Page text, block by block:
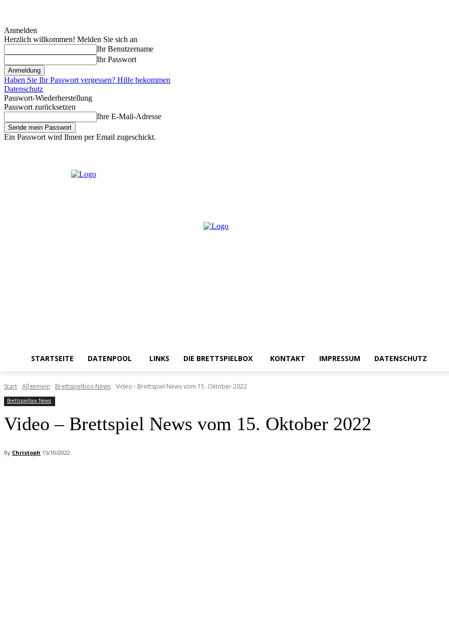
Anmelden
Herzlich willkommen! Melden Sie sich an
Ihr Benutzername
Ihr Passwort
Haben Sie Ihr Passwort vergessen? Hilfe bekommen
Datenschutz
Passwort-Wiederherstellung
Passwort zurücksetzen
Ihre E-Mail-Adresse
Ein Passwort wird Ihnen per Email zugeschickt.
STARTSEITE DATENPOOL LINKS DIE BRETTSPIELBOX KONTAKT IMPRESSUM DATENSCHUTZ
Start Allgemein Brettspielbox News Video - Brettspiel News vom 15. Oktober 2022
Brettspielbox News
Video – Brettspiel News vom 15. Oktober 2022
By Christoph 15/10/2022